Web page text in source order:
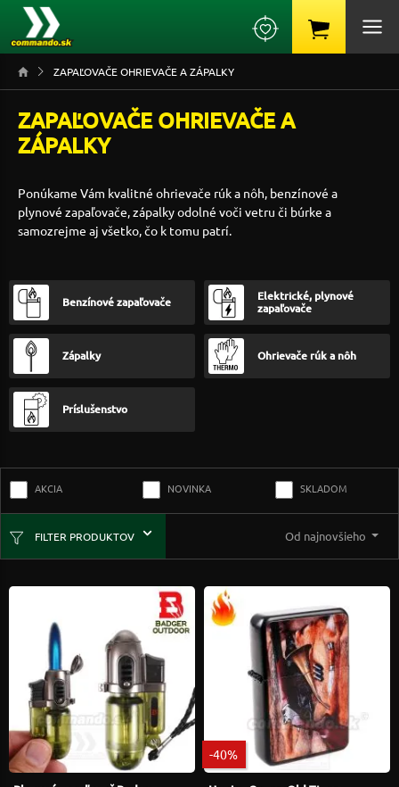
ZAPAĽOVAČE OHRIEVAČE A ZÁPALKY
ZAPAĽOVAČE OHRIEVAČE A
ZÁPALKY
Ponúkame Vám kvalitné ohrievače rúk a nôh, benzínové a
plynové zapaľovače, zápalky odolné voči vetru či búrke a
samozrejme aj všetko, čo k tomu patrí.
Benzínové zapaľovače
Elektrické, plynové
zapaľovače
Zápalky Ohrievače rúk a nôh
Príslušenstvo
AKCIA NOVINKA SKLADOM
FILTER PRODUKTOV Od najnovšieho
-40%